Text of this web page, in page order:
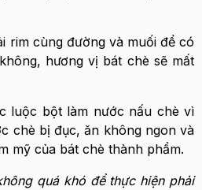
rim cùng đường và muối để có
hương vị bát chè sẽ mất
luộc bột làm nước nấu chè vì
chè bị đục, ăn không ngon và
mỹ của bát chè thành phẩm.
quá khó để thực hiện phải